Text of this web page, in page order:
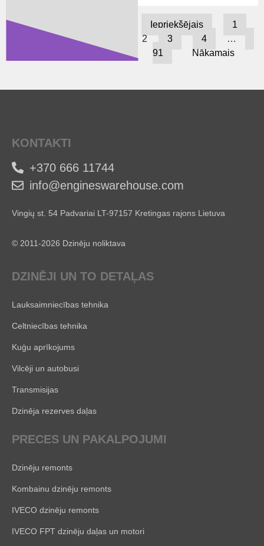
Iepriekšējais
1
2
3 4
…
91
Nākamais
KONTAKTI
+370 666 11744
info@engineswarehouse.com
Vingių st. 54 Padvariai LT-97157 Kretingas rajons Lietuva
© 2011-2026 Dzinēju noliktava
DZINĒJI UN TO DETAĻAS
Lauksaimniecības tehnika
Celtniecības tehnika
Kuģu aprīkojums
Vilcēji un autobusi
Transmisijas
Dzinēja rezerves daļas
PRECES UN PAKALPOJUMI
Dzinēju remonts
Kombainu dzinēju remonts
IVECO dzinēju remonts
IVECO FPT dzinēju daļas un motori